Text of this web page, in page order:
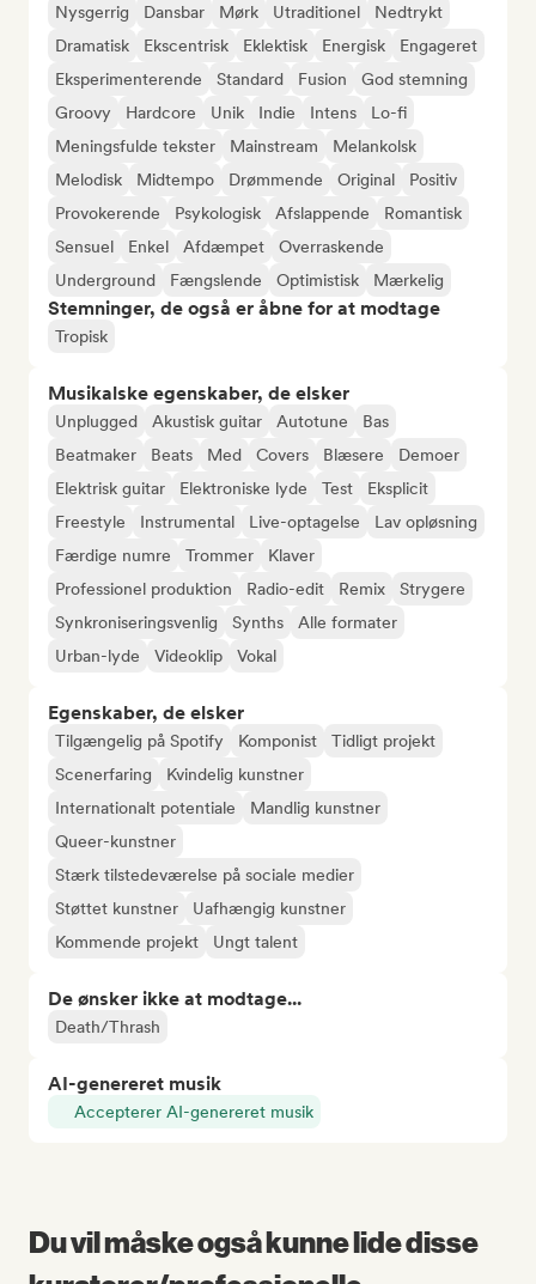
Nysgerrig
Dansbar Mørk Utraditionel
Nedtrykt
Dramatisk
Ekscentrisk Eklektisk Energisk
Engageret
Eksperimenterende
Standard Fusion
God stemning
Groovy
Hardcore Unik Indie Intens
Lo-fi
Meningsfulde tekster
Mainstream
Melankolsk
Melodisk
Midtempo Drømmende Original
Positiv
Provokerende
Psykologisk Afslappende
Romantisk
Sensuel
Enkel Afdæmpet
Overraskende
Underground
Fængslende Optimistisk Mærkelig
Stemninger, de også er åbne for at modtage
Tropisk
Musikalske egenskaber, de elsker
Unplugged Akustisk guitar Autotune
Bas
Beatmaker
Beats Med Covers Blæsere
Demoer
Elektrisk guitar
Elektroniske lyde Test
Eksplicit
Freestyle
Instrumental Live-optagelse
Lav opløsning
Færdige numre
Trommer
Klaver
Professionel produktion
Radio-edit Remix
Strygere
Synkroniseringsvenlig
Synths
Alle formater
Urban-lyde
Videoklip Vokal
Egenskaber, de elsker
Tilgængelig på Spotify Komponist
Tidligt projekt
Scenerfaring
Kvindelig kunstner
Internationalt potentiale
Mandlig kunstner
Queer-kunstner
Stærk tilstedeværelse på sociale medier
Støttet kunstner
Uafhængig kunstner
Kommende projekt
Ungt talent
De ønsker ikke at modtage...
Death/Thrash
AI-genereret musik
Accepterer AI-genereret musik
Du vil måske også kunne lide disse